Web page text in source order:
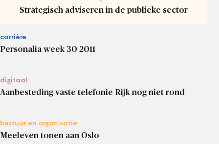
Strategisch adviseren in de publieke sector
carrière
Personalia week 30 2011
digitaal
Aanbesteding vaste telefonie Rijk nog niet rond
bestuur en organisatie
Meeleven tonen aan Oslo